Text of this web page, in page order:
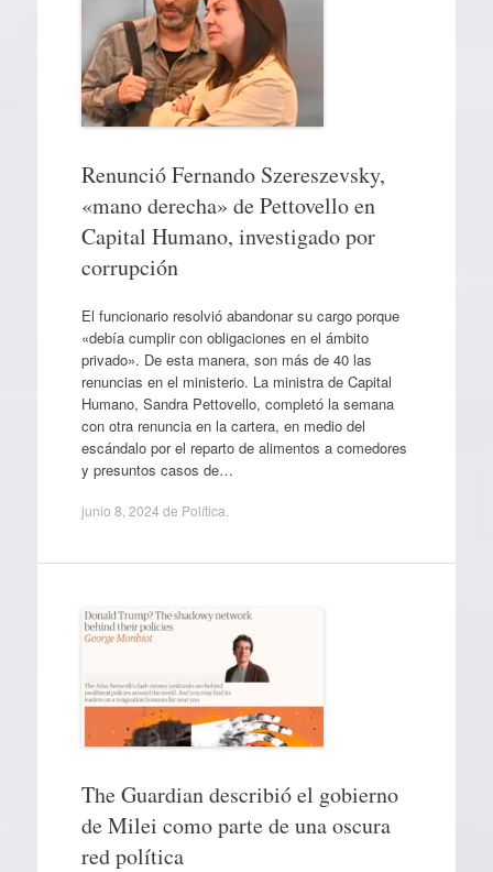
Renunció Fernando Szereszevsky,
«mano derecha» de Pettovello en
Capital Humano, investigado por
corrupción
El funcionario resolvió abandonar su cargo porque
«debía cumplir con obligaciones en el ámbito
privado». De esta manera, son más de 40 las
renuncias en el ministerio. La ministra de Capital
Humano, Sandra Pettovello, completó la semana
con otra renuncia en la cartera, en medio del
escándalo por el reparto de alimentos a comedores
y presuntos casos de…
junio 8, 2024 de Política
The Guardian describió el gobierno
de Milei como parte de una oscura
red política